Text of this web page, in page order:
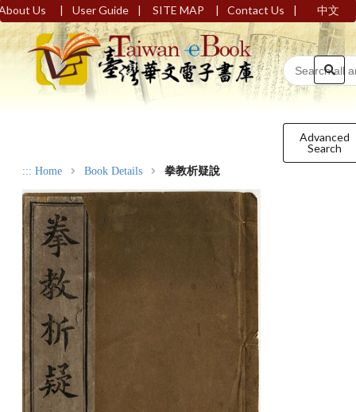
Us | User Guide | SITE MAP | Contact Us | 中文
Advanced
Search
::: Home Book Details 拳教析疑說